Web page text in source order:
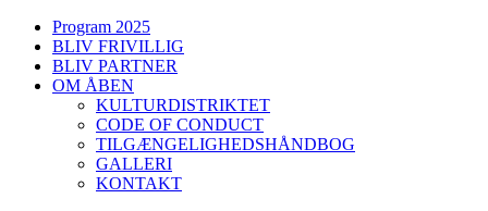
Program 2025
BLIV FRIVILLIG
BLIV PARTNER
OM ÅBEN
KULTURDISTRIKTET
CODE OF CONDUCT
TILGÆNGELIGHEDSHÅNDBOG
GALLERI
KONTAKT